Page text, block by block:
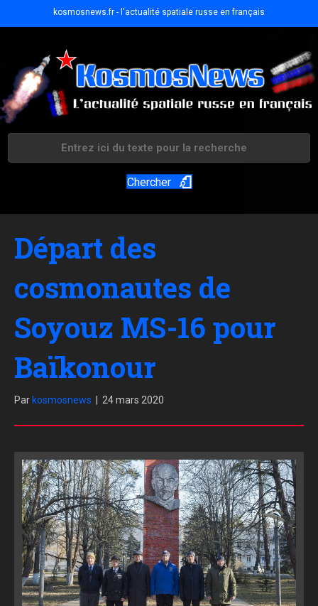
kosmosnews.fr - l'actualité spatiale russe en français
Chercher
Départ des
cosmonautes de
Soyouz MS-16 pour
Baïkonour
Par kosmosnews 24 mars 2020